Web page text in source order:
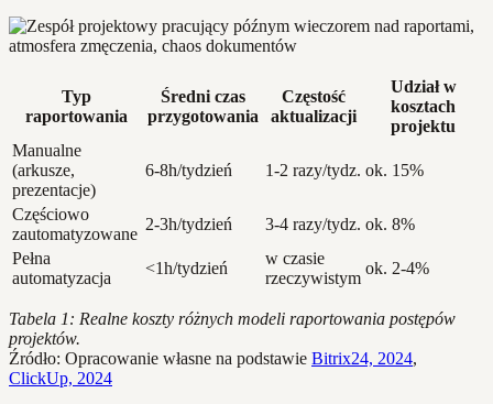
Typ
raportowania
Średni czas
przygotowania
Częstość
aktualizacji
Udział w
kosztach
projektu
Manualne
(arkusze,
prezentacje)
6-8h/tydzień 1-2 razy/tydz. ok. 15%
Częściowo
zautomatyzowane
2-3h/tydzień 3-4 razy/tydz. ok. 8%
Pełna
automatyzacja
<1h/tydzień
w czasie
rzeczywistym
ok. 2-4%
Tabela 1: Realne koszty różnych modeli raportowania postępów
projektów.
Źródło: Opracowanie własne na podstawie Bitrix24, 2024,
ClickUp, 2024